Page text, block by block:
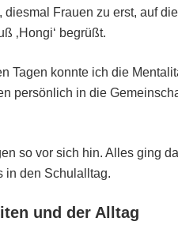
diesmal Frauen zu erst, auf
‚Hongi‘ begrüßt.
Tagen konnte ich die
persönlich in die
so vor sich hin. Alles ging
in den Schulalltag.
und der Alltag